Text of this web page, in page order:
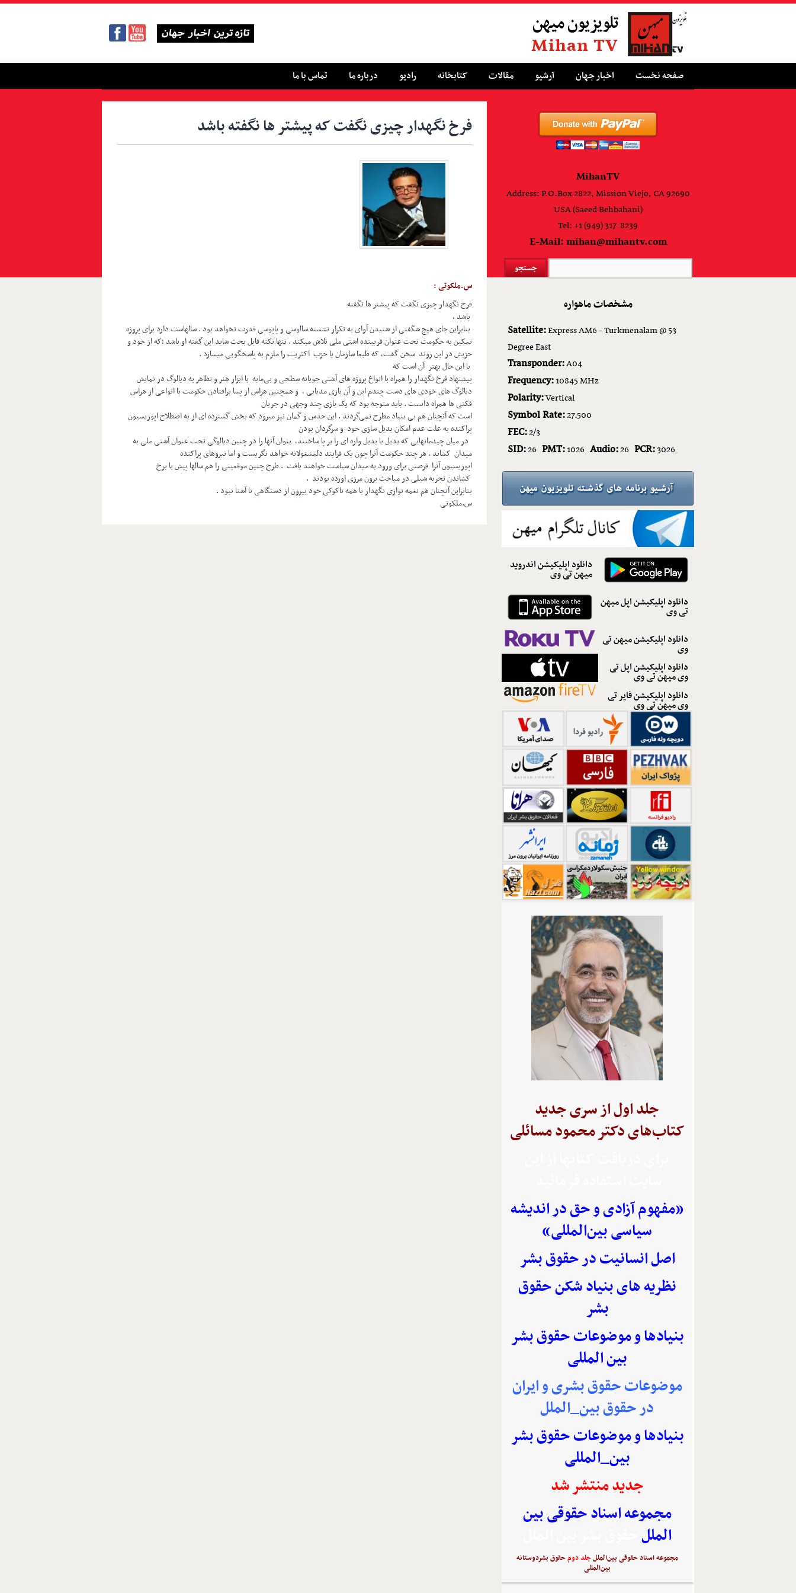
تلویزیون میهن
Mihan TV
صفحه نخست اخبار جهان آرشیو مقالات کتابخانه رادیو درباره ما تماس با ما
فرخ نگهدار چیزی نگفت که پیشتر ها نگفته باشد
س.ملکوتی :
فرخ نگهدار چیزی نگفت که پیشتر ها نگفته
باشد ،
بنابراین جای هیچ شگفتی از شنیدن آوای به تکرار نشسته سالوسی و پاپوسی قدرت نخواهد بود . سالهاست دارد برای پروژه
تمکین به حکومت تحت عنوان فریبنده اشتی ملی تلاش میکند . تنها نکته قابل بحث شاید این گفته او باشد ؛که از خود و
حزبش در این روند سخن گفت, که طبعا سازمان یا حزب اکثریت را ملزم به پاسخگویی میسازد .
با این حال بهتر آن است که
پیشنهاد فرخ نگهدار را همراه با انواع پروژه های آشتی جویانه سطحی و بی‌مایه با ابزار هنر و تظاهر به دیالوگ در نمایش
دیالوگ های خودی های دست چندم این و آن بازی مدیایی ، و همچنین هراس از پسا برافتادن حکومت با انواعی از هراس
فکنی ها همراه دانست . باید متوجه بود که یک بازی چند وجهی در جریان
است که آنچنان هم بی بنیاد مطرح نمی‌گردند . این حدس و گمان نیز میرود که بخش گسترده ای از به اصطلاح اپوزیسیون
پراکنده به علت عدم امکان بدیل سازی خود و سرگردان بودن
در میان چیدمانهایی که بدیل یا بدیل واره ای را بر پا ساختند، بتوان آنها را در چنین دیالوگی تحت عنوان آشتی ملی به
میدان کشاند . هر چند حکومت آنرا چون یک فرایند دلمشغولانه خواهد نگریست و اما نیروهای پراکنده
اپوزیسیون آنرا فرصتی برای ورود به میدان سیاست خواهند یافت . طرح چنین موقعیتی را هم سالها پیش با برخ
کشاندن تجربه شیلی در مباحث برون مرزی اورده بودند .
بنابراین آنچنان هم نغمه نوازی نگهدار با همه ناکوکی خود بیرون از دستگاهی نا آشنا نبود .
س.ملکوتی
MihanTV
Address: P.O.Box 2822, Mission Viejo, CA 92690
USA (Saeed Behbahani)
Tel: +1 (949) 317-8239
E-Mail: mihan@mihantv.com
مشخصات ماهواره
Satellite:Express AM6 - Turkmenalam @ 53
Degree East
Transponder:A04
Frequency:10845 MHz
Polarity:Vertical
Symbol Rate:27.500
FEC:2/3
SID:26 PMT:1026 Audio:26 PCR:3026
دانلود اپلیکیشن اندروید
میهن تی وی
دانلود اپلیکیشن اپل میهن
تی وی
دانلود اپلیکیشن میهن تی
وی
دانلود اپلیکیشن اپل تی
وی میهن تی وی
دانلود اپلیکیشن فایر تی
وی میهن تی وی
جلد اول از سری جدید
کتاب‌های دکتر محمود مسائلی
«مفهوم آزادی و حق در اندیشه
سیاسی بین‌المللی»
اصل انسانیت در حقوق بشر
نظریه های بنیاد شکن حقوق
بشر
بنیادها و موضوعات حقوق بشر
بین المللی
موضوعات حقوق بشری و ایران
در حقوق بین_الملل
بنیادها و موضوعات حقوق بشر
بین_المللی
جدید منتشر شد
مجموعه اسناد حقوقی بین
الملل
مجموعه اسناد حقوقی بین‌المللجلد دومحقوق بشردوستانه
بین‌المللی